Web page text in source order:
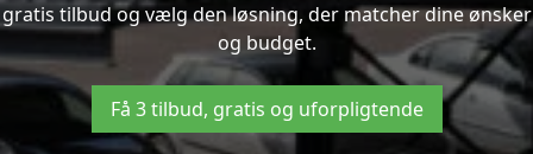
gratis tilbud og vælg den løsning, der matcher dine ønsker
og budget.
Få 3 tilbud, gratis og uforpligtende